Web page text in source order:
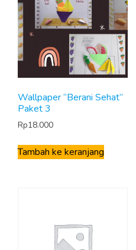
Wallpaper “Berani Sehat”
Paket 3
Rp18.000
Tambah ke keranjang